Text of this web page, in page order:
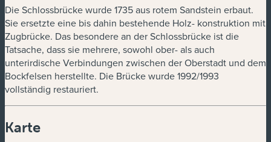
Die Schlossbrücke wurde 1735 aus rotem Sandstein erbaut.
Sie ersetzte eine bis dahin bestehende Holz- konstruktion mit
Zugbrücke. Das besondere an der Schlossbrücke ist die
Tatsache, dass sie mehrere, sowohl ober- als auch
unterirdische Verbindungen zwischen der Oberstadt und dem
Bockfelsen herstellte. Die Brücke wurde 1992/1993
vollständig restauriert.
Karte